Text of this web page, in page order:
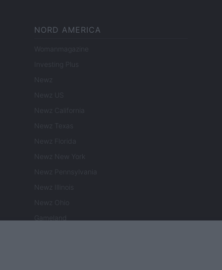
NORD AMERICA
Womanmagazine
Investing Plus
Newz
Newz US
Newz California
Newz Texas
Newz Florida
Newz New York
Newz Pennsylvania
Newz Illinois
Newz Ohio
Gameland